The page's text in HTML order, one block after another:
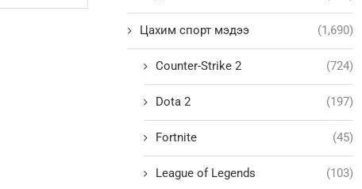
Цахим спорт мэдээ (1,690)
Counter-Strike 2 (724)
Dota 2 (197)
Fortnite (45)
League of Legends (103)